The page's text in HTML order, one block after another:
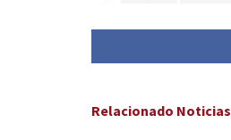
Relacionado Noticias